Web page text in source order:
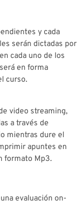
y cada
serán dictadas por
cada uno de los
en forma
curso.
video streaming,
a través de
mientras dure el
apuntes en
formato Mp3.
evaluación on-